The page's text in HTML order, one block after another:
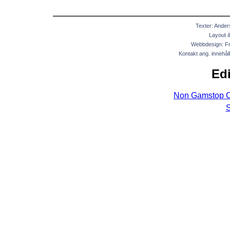
Texter:
Layout
Webbdesign:
Kontakt ang.
Non Gamstop